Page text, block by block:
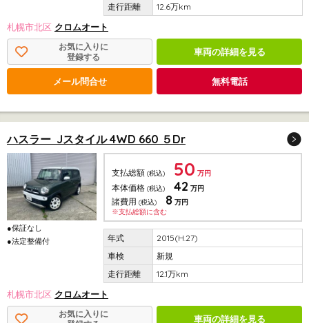
12.6万km
札幌市北区 クロムオート
お気に入りに
登録する
車両の詳細を見る
メール問合せ 無料電話
ハスラー Jスタイル 4WD 660 ５Dr
●保証なし
●法定整備付
支払総額 (税込) 50 万円
本体価格 (税込) 42 万円
諸費用 (税込) 8 万円
※支払総額に含む
2015(H.27)
新規
12.1万km
札幌市北区 クロムオート
お気に入りに
車両の詳細を見る